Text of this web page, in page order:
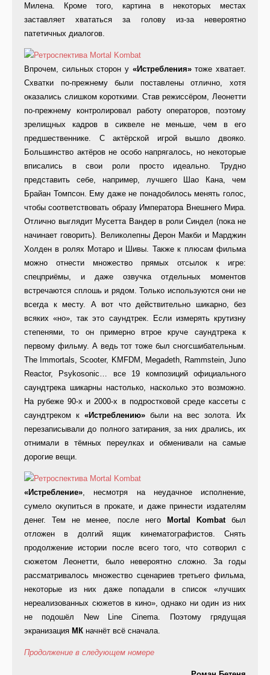
Милена. Кроме того, картина в некоторых местах
заставляет хвататься за голову из-за невероятно
патетичных диалогов.
Впрочем, сильных сторон у «Истребления»тоже хватает.
Схватки по-прежнему были поставлены отлично, хотя
оказались слишком короткими. Став режиссёром, Леонетти
по-прежнему контролировал работу операторов, поэтому
зрелищных кадров в сиквеле не меньше, чем в его
предшественнике. С актёрской игрой вышло двояко.
Большинство актёров не особо напрягалось, но некоторые
вписались в свои роли просто идеально. Трудно
представить себе, например, лучшего Шао Кана, чем
Брайан Томпсон. Ему даже не понадобилось менять голос,
чтобы соответствовать образу Императора Внешнего Мира.
Отлично выглядит Мусетта Вандер в роли Синдел (пока не
начинает говорить). Великолепны Дерон Макби и Марджин
Холден в ролях Мотаро и Шивы. Также к плюсам фильма
можно отнести множество прямых отсылок к игре:
спецприёмы, и даже озвучка отдельных моментов
встречаются сплошь и рядом. Только используются они не
всегда к месту. А вот что действительно шикарно, без
всяких «но», так это саундтрек. Если измерять крутизну
степенями, то он примерно втрое круче саундтрека к
первому фильму. А ведь тот тоже был сногсшибательным.
The Immortals, Scooter, KMFDM, Megadeth, Rammstein, Juno
Reactor, Psykosonic… все 19 композиций официального
саундтрека шикарны настолько, насколько это возможно.
На рубеже 90-х и 2000-х в подростковой среде кассеты с
саундтреком к «Истреблению» были на вес золота. Их
перезаписывали до полного затирания, за них дрались, их
отнимали в тёмных переулках и обменивали на самые
дорогие вещи.
«Истребление», несмотря на неудачное исполнение,
сумело окупиться в прокате, и даже принести издателям
денег. Тем не менее, после него
Mortal Kombatбыл
отложен в долгий ящик кинематографистов. Снять
продолжение истории после всего того, что сотворил с
сюжетом Леонетти, было невероятно сложно. За годы
рассматривалось множество сценариев третьего фильма,
некоторые из них даже попадали в список «лучших
нереализованных сюжетов в кино», однако ни один из них
не подошёл New Line Cinema. Поэтому грядущая
экранизация МК начнёт всё сначала.
Продолжение в следующем номере